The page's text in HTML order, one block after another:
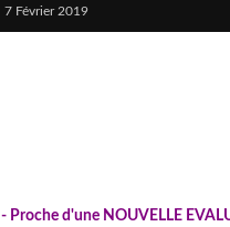
7 Février 2019
- Proche d'une NOUVELLE